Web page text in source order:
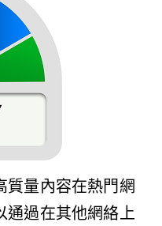
質量內容在熱門網
通過在其他網絡上